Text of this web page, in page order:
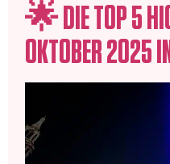
🌟 DIE TOP 5
OKTOBER 2025